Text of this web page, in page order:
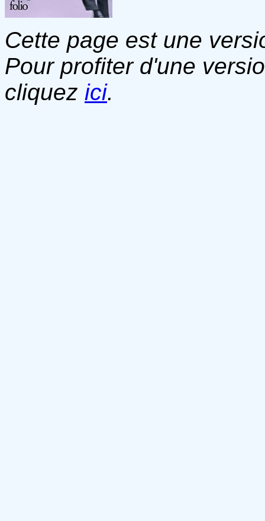
Cette page est une
Pour profiter d'une
cliquez ici.